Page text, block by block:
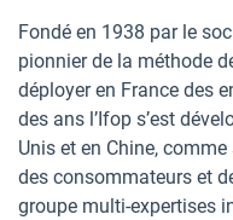
Fondé en 1938 par le
pionnier de la méthode
déployer en France des
des ans l’Ifop s’est
Unis et en Chine,
des consommateurs et
groupe multi-expertises